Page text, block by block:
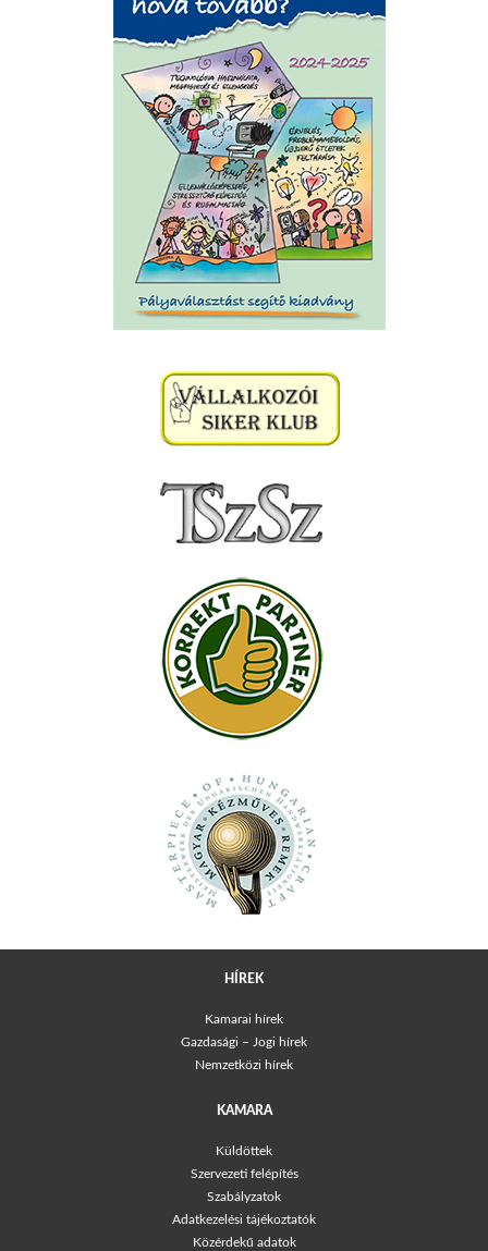
HÍREK
Kamarai hírek
Gazdasági – Jogi hírek
Nemzetközi hírek
KAMARA
Küldöttek
Szervezeti felépítés
Szabályzatok
Adatkezelési tájékoztatók
Közérdekű adatok